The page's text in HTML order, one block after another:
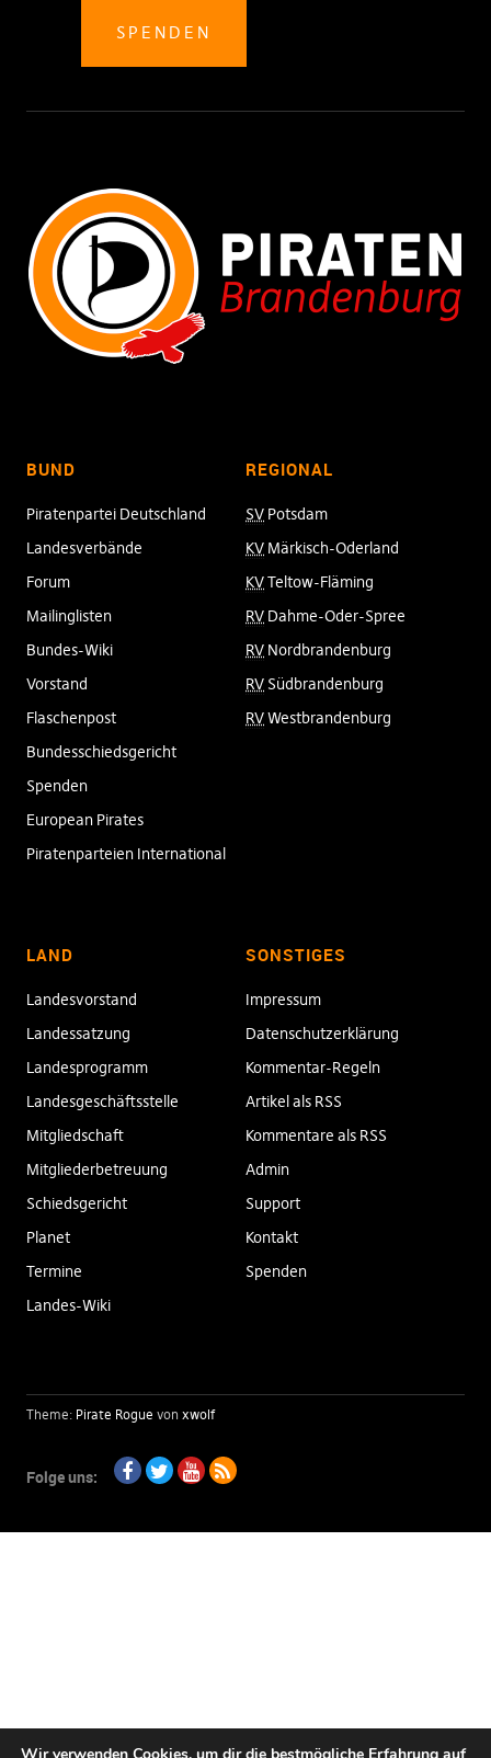
SPENDEN
BUND
Piratenpartei Deutschland
Landesverbände
Forum
Mailinglisten
Bundes-Wiki
Vorstand
Flaschenpost
Bundesschiedsgericht
Spenden
European Pirates
Piratenparteien International
REGIONAL
SV Potsdam
KV Märkisch-Oderland
KVTeltow-Fläming
RV Dahme-Oder-Spree
RV Nordbrandenburg
RV Südbrandenburg
RVWestbrandenburg
LAND
Landesvorstand
Landessatzung
Landesprogramm
Landesgeschäftsstelle
Mitgliedschaft
Mitgliederbetreuung
Schiedsgericht
Planet
Termine
Landes-Wiki
SONSTIGES
Impressum
Datenschutzerklärung
Kommentar-Regeln
Artikel als RSS
Kommentare als RSS
Admin
Support
Kontakt
Spenden
Theme: Pirate Rogue von xwolf
Folge uns: